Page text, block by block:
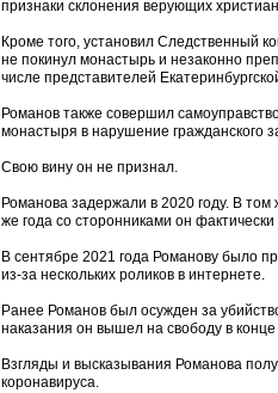
признаки склонения верующих
Кроме того, установил Следственный
не покинул монастырь и незаконно
числе представителей
Романов также совершил
монастыря в нарушение гражданского
Свою вину он не признал.
Романова задержали в 2020 году. В
же года со сторонниками он
В сентябре 2021 года Романову было
из-за нескольких роликов в интернете.
Ранее Романов был осужден за
наказания он вышел на свободу в конце
Взгляды и высказывания Романова
коронавируса.